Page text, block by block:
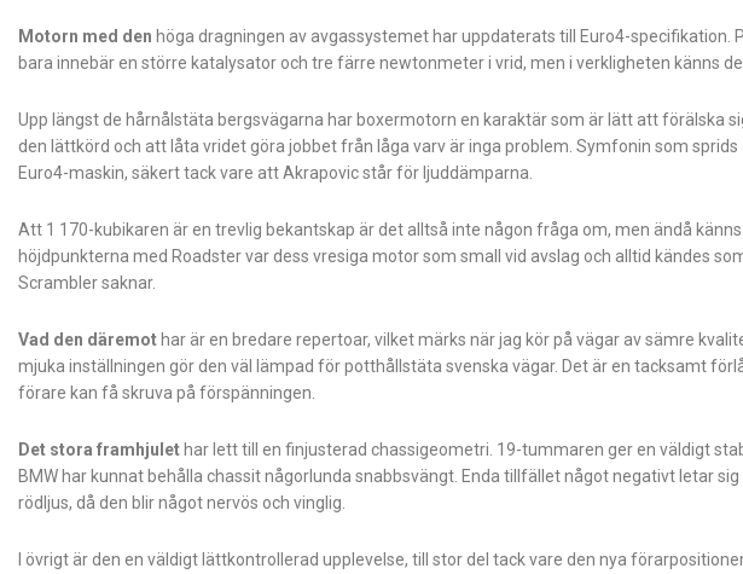
Motorn med den höga dragningen av avgassystemet har uppdaterats till Euro4-specifikation.
bara innebär en större katalysator och tre färre newtonmeter i vrid, men i verkligheten känns
Upp längst de hårnålstäta bergsvägarna har boxermotorn en karaktär som är lätt att förälska
den lättkörd och att låta vridet göra jobbet från låga varv är inga problem. Symfonin som
Euro4-maskin, säkert tack vare att Akrapovic står för ljuddämparna.
Att 1 170-kubikaren är en trevlig bekantskap är det alltså inte någon fråga om, men ändå
höjdpunkterna med Roadster var dess vresiga motor som small vid avslag och alltid kändes
Scrambler saknar.
Vad den däremothar är en bredare repertoar, vilket märks när jag kör på vägar av sämre
mjuka inställningen gör den väl lämpad för potthållstäta svenska vägar. Det är en tacksamt
förare kan få skruva på förspänningen.
Det stora framhjulethar lett till en finjusterad chassigeometri. 19-tummaren ger en väldigt
BMW har kunnat behålla chassit någorlunda snabbsvängt. Enda tillfället något negativt letar
rödljus, då den blir något nervös och vinglig.
I övrigt är den en väldigt lättkontrollerad upplevelse, till stor del tack vare den nya